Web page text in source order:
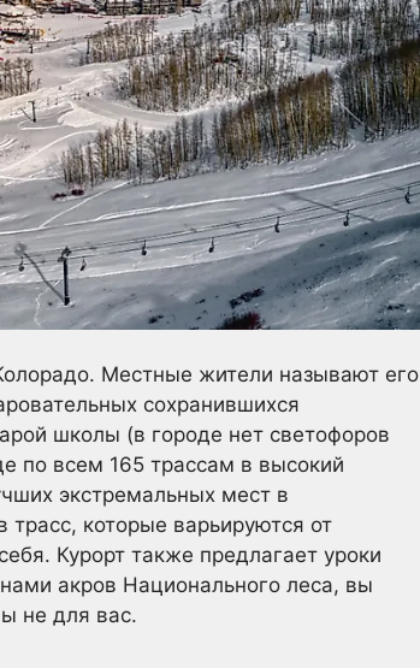
Местные жители называют его
сохранившихся
школы (в городе нет светофоров
по всем 165 трассам в высокий
экстремальных мест в
которые варьируются от
Курорт также предлагает уроки
акров Национального леса, вы
не для вас.